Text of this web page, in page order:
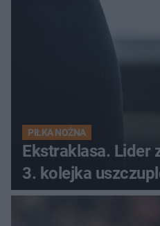
PIŁKA NOŻNA
Ekstraklasa. Lider
3. kolejka